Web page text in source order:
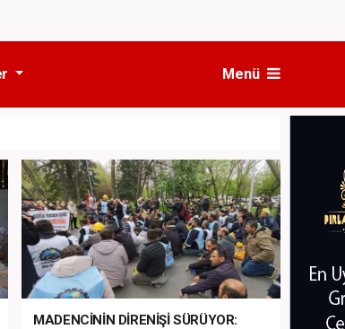
Menü
MADENCİNİN DİRENİŞİ SÜRÜYOR: